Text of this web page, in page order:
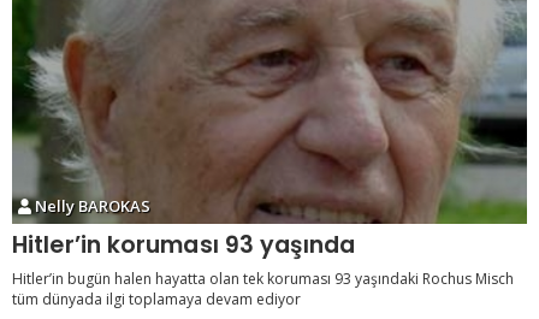
Nelly BAROKAS
Hitler’in koruması 93 yaşında
Hitler’in bugün halen hayatta olan tek koruması 93 yaşındaki Rochus Misch
tüm dünyada ilgi toplamaya devam ediyor